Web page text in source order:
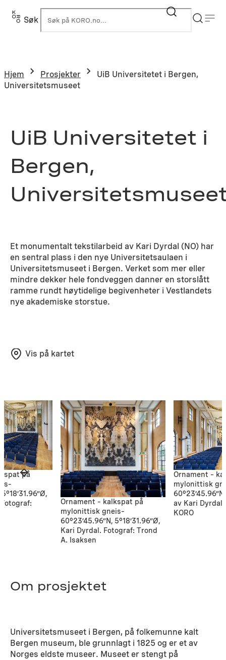
Hopp
Søk
Hjem Prosjekter
UiB Universitetet i Bergen,
Universitetsmuseet
UiB Universitetet i
Bergen,
Et monumentalt tekstilarbeid av Kari Dyrdal (NO) har
en sentral plass i den nye Universitetsaulaen i
Universitetsmuseet i Bergen. Verket som mer eller
mindre dekker hele fondveggen danner en storslått
ramme rundt høytidelige begivenheter i Vestlandets
nye akademiske storstue.
Vis på kartet
på
Ornament – kalkspat på
mylonittisk gneis–
60°23’45.96”N, 5°18’31.96”Ø,
Kari Dyrdal. Fotograf: Trond
A. Isaksen
Ornament –
mylonittisk
av Kari
KORO
Om prosjektet
Universitetsmuseet i Bergen, på folkemunne kalt
Bergen museum, ble grunnlagt i 1825 og er et av
Norges eldste museer. Museet er stengt på